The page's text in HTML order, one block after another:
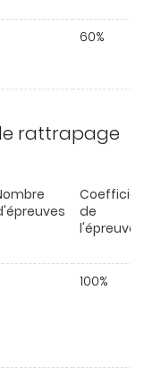
60%
rattrapage
de
l'épreuve
100%